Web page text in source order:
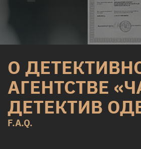
О
АГЕНТСТВЕ
ДЕТЕКТИВ
F.A.Q.